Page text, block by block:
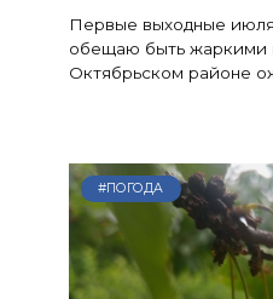
Первые выходные
обещаю быть жаркими
Октябрьском районе
#ПОГОДА